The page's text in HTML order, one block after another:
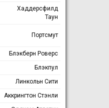
Хаддерсфилд
Таун
Портсмут
Блэкберн Роверс
Блэкпул
Линкольн Сити
Аккрингтон Стэнли